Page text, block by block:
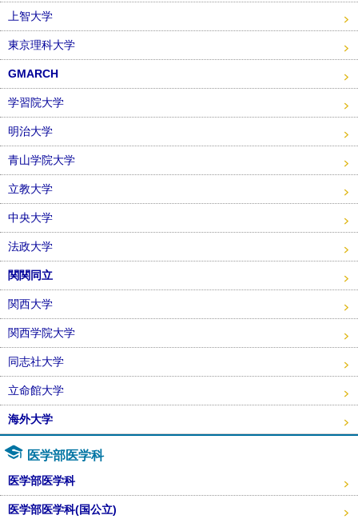
上智大学
東京理科大学
GMARCH
学習院大学
明治大学
青山学院大学
立教大学
中央大学
法政大学
関関同立
関西大学
関西学院大学
同志社大学
立命館大学
海外大学
医学部医学科
医学部医学科
医学部医学科(国公立)